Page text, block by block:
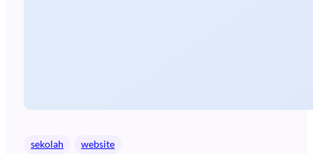
sekolah website